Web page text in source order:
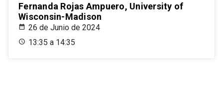
Fernanda Rojas Ampuero, University of
Wisconsin-Madison
26 de Junio de 2024
13:35 a 14:35